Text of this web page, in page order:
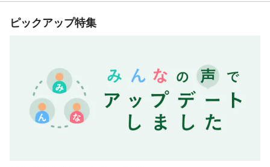
ピックアップ特集